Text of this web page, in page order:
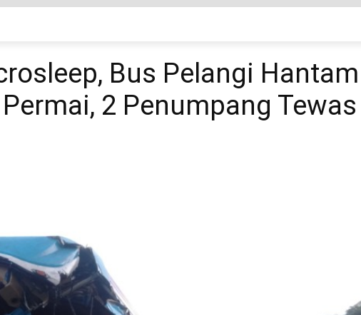
Bus Pelangi Hantam
2 Penumpang Tewas